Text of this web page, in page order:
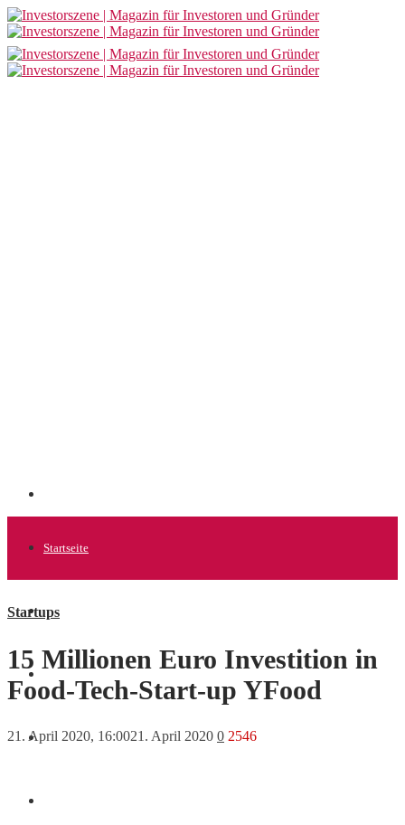
Startseite
Allgemein
News
Startups
15 Millionen Euro Investition in
Food-Tech-Start-up YFood
21. April 2020, 16:0021. April 2020 0 2546